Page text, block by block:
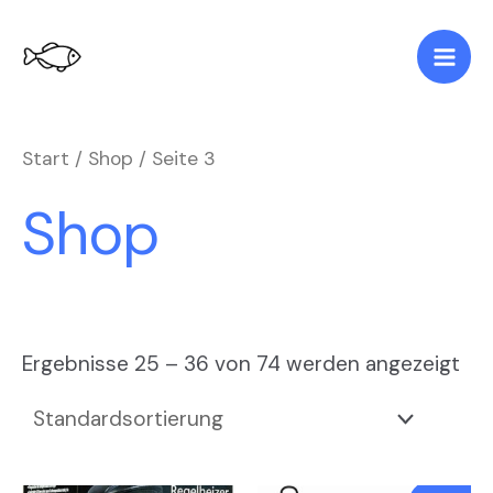
Inhalt
Start / Shop / Seite 3
Shop
Ergebnisse 25 – 36 von 74 werden angezeigt